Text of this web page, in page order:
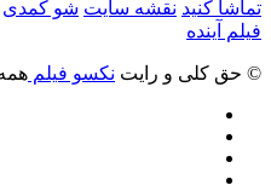
تماشا کنید نقشه سایت شو کمدی
فیلم آینده
© حق کلی و رایت نکسو فیلم